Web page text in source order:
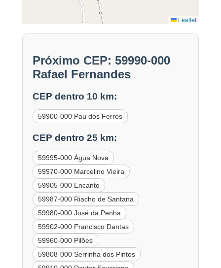
Leaflet
Próximo CEP: 59990-000
Rafael Fernandes
CEP dentro 10 km:
59900-000 Pau dos Ferros
CEP dentro 25 km:
59995-000 Água Nova
59970-000 Marcelino Vieira
59905-000 Encanto
59987-000 Riacho de Santana
59980-000 José da Penha
59902-000 Francisco Dantas
59960-000 Pilões
59808-000 Serrinha dos Pintos